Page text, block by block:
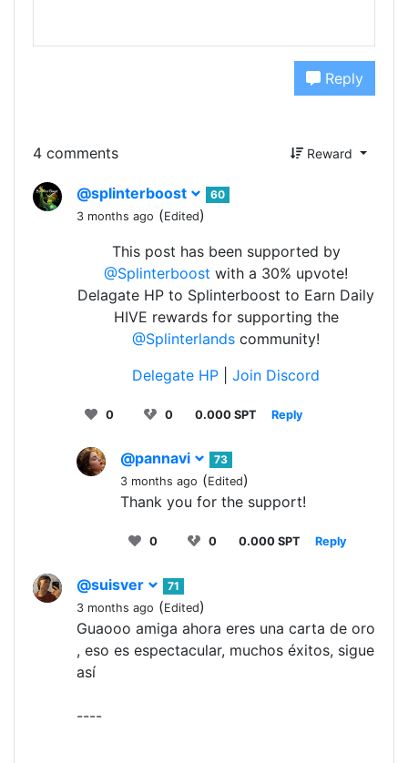
Reply
4 comments Reward
@splinterboost
60
3 months ago (Edited)
This post has been supported by
@Splinterboost with a 30% upvote!
Delagate HP to Splinterboost to Earn Daily
HIVE rewards for supporting the
@Splinterlands community!
Delegate HP
Join Discord
0 0 0.000 SPT Reply
@pannavi
73
3 months ago (Edited)
Thank you for the support!
0 0 0.000 SPT Reply
@suisver
71
3 months ago (Edited)
Guaooo amiga ahora eres una carta de oro
, eso es espectacular, muchos éxitos, sigue
así
----